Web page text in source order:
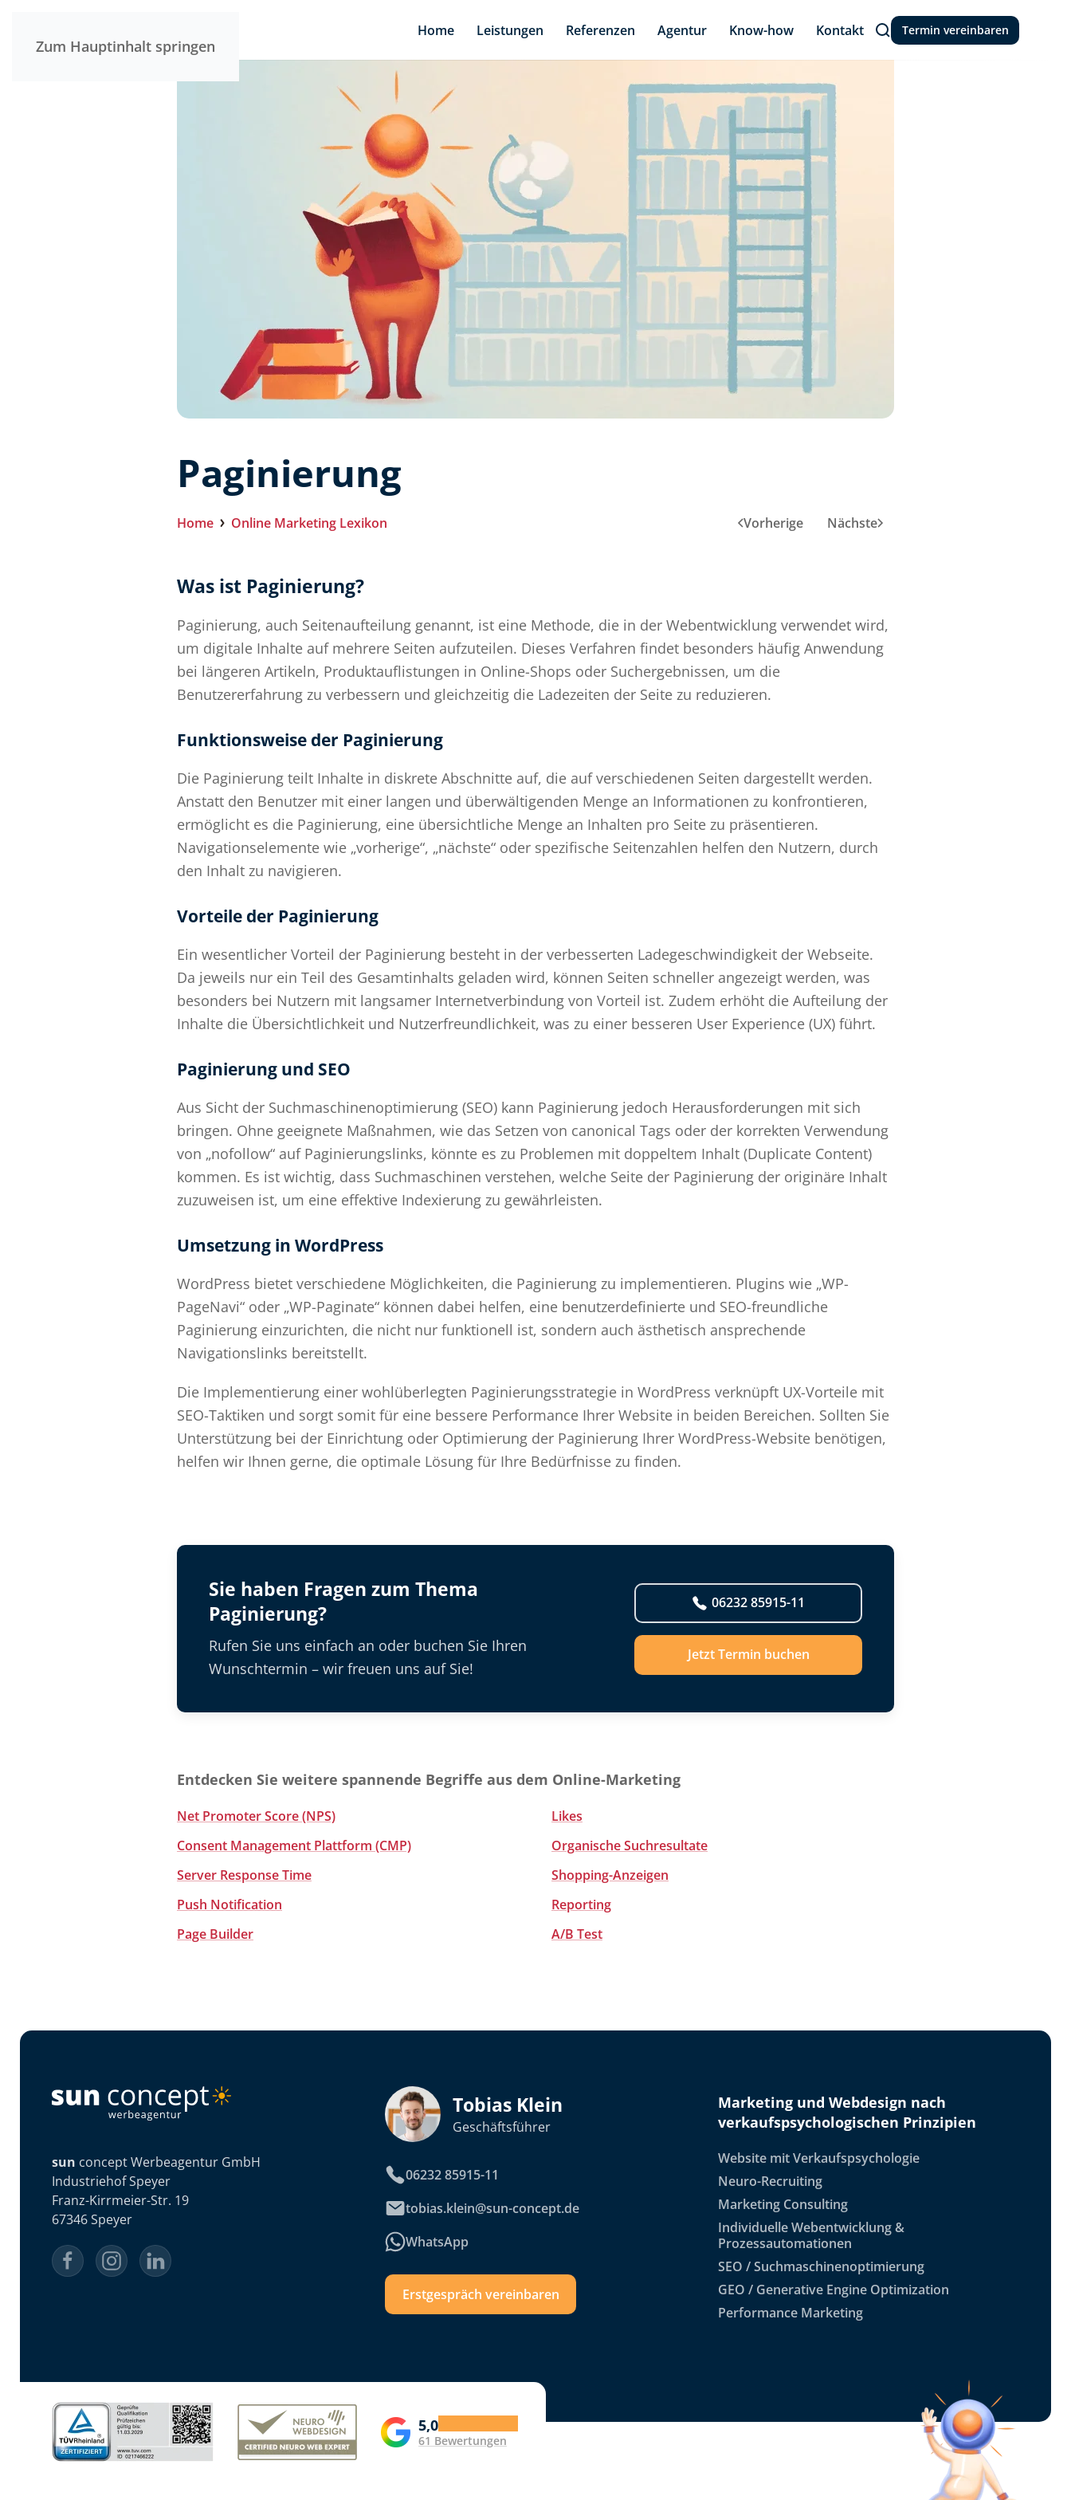
Zum Hauptinhalt springen
Home Leistungen Referenzen Agentur Know-how Kontakt Termin vereinbaren
Paginierung
Home Online Marketing Lexikon Vorherige Nächste
Was ist Paginierung?
Paginierung, auch Seitenaufteilung genannt, ist eine Methode, die in der Webentwicklung verwendet wird,
um digitale Inhalte auf mehrere Seiten aufzuteilen. Dieses Verfahren findet besonders häufig Anwendung
bei längeren Artikeln, Produktauflistungen in Online-Shops oder Suchergebnissen, um die
Benutzererfahrung zu verbessern und gleichzeitig die Ladezeiten der Seite zu reduzieren.
Funktionsweise der Paginierung
Die Paginierung teilt Inhalte in diskrete Abschnitte auf, die auf verschiedenen Seiten dargestellt werden.
Anstatt den Benutzer mit einer langen und überwältigenden Menge an Informationen zu konfrontieren,
ermöglicht es die Paginierung, eine übersichtliche Menge an Inhalten pro Seite zu präsentieren.
Navigationselemente wie „vorherige“, „nächste“ oder spezifische Seitenzahlen helfen den Nutzern, durch
den Inhalt zu navigieren.
Vorteile der Paginierung
Ein wesentlicher Vorteil der Paginierung besteht in der verbesserten Ladegeschwindigkeit der Webseite.
Da jeweils nur ein Teil des Gesamtinhalts geladen wird, können Seiten schneller angezeigt werden, was
besonders bei Nutzern mit langsamer Internetverbindung von Vorteil ist. Zudem erhöht die Aufteilung der
Inhalte die Übersichtlichkeit und Nutzerfreundlichkeit, was zu einer besseren User Experience (UX) führt.
Paginierung und SEO
Aus Sicht der Suchmaschinenoptimierung (SEO) kann Paginierung jedoch Herausforderungen mit sich
bringen. Ohne geeignete Maßnahmen, wie das Setzen von canonical Tags oder der korrekten Verwendung
von „nofollow“ auf Paginierungslinks, könnte es zu Problemen mit doppeltem Inhalt (Duplicate Content)
kommen. Es ist wichtig, dass Suchmaschinen verstehen, welche Seite der Paginierung der originäre Inhalt
zuzuweisen ist, um eine effektive Indexierung zu gewährleisten.
Umsetzung in WordPress
WordPress bietet verschiedene Möglichkeiten, die Paginierung zu implementieren. Plugins wie „WP-
PageNavi“ oder „WP-Paginate“ können dabei helfen, eine benutzerdefinierte und SEO-freundliche
Paginierung einzurichten, die nicht nur funktionell ist, sondern auch ästhetisch ansprechende
Navigationslinks bereitstellt.
Die Implementierung einer wohlüberlegten Paginierungsstrategie in WordPress verknüpft UX-Vorteile mit
SEO-Taktiken und sorgt somit für eine bessere Performance Ihrer Website in beiden Bereichen. Sollten Sie
Unterstützung bei der Einrichtung oder Optimierung der Paginierung Ihrer WordPress-Website benötigen,
helfen wir Ihnen gerne, die optimale Lösung für Ihre Bedürfnisse zu finden.
Sie haben Fragen zum Thema
Paginierung?
Rufen Sie uns einfach an oder buchen Sie Ihren
Wunschtermin – wir freuen uns auf Sie!
06232 85915-11
Jetzt Termin buchen
Entdecken Sie weitere spannende Begriffe aus dem Online-Marketing
Net Promoter Score (NPS)
Likes
Consent Management Plattform (CMP)
Organische Suchresultate
Server Response Time
Shopping-Anzeigen
Push Notification
Reporting
Page Builder
A/B Test
sun concept Werbeagentur GmbH
Industriehof Speyer
Franz-Kirrmeier-Str. 19
67346 Speyer
Tobias Klein
Geschäftsführer
06232 85915-11
tobias.klein@sun-concept.de
WhatsApp
Erstgespräch vereinbaren
Marketing und Webdesign nach
verkaufspsychologischen Prinzipien
Website mit Verkaufspsychologie
Neuro-Recruiting
Marketing Consulting
Individuelle Webentwicklung &
Prozessautomationen
SEO / Suchmaschinenoptimierung
GEO / Generative Engine Optimization
Performance Marketing
5,0
61 Bewertungen